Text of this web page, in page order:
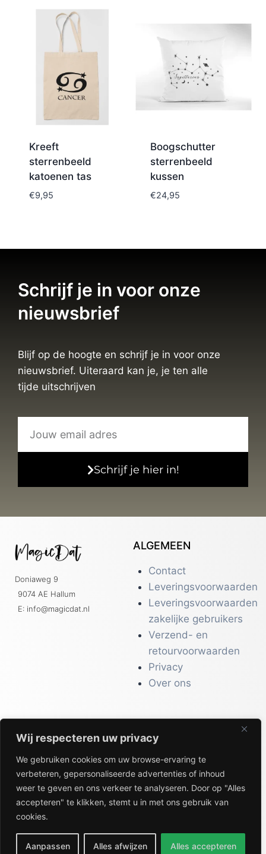
Wij respecteren uw privacy
We gebruiken cookies om uw browse-ervaring te
verbeteren, gepersonaliseerde advertenties of inhoud
weer te geven en ons verkeer te analyseren. Door op "Alles
accepteren" te klikken, stemt u in met ons gebruik van
cookies.
Aanpassen Alles afwijzen Alles accepteren
Kreeft
sterrenbeeld
katoenen tas
€9,95
Boogschutter
sterrenbeeld
kussen
€24,95
Schrijf je in voor onze
nieuwsbrief
Blijf op de hoogte en schrijf je in voor onze
nieuwsbrief. Uiteraard kan je, je ten alle
tijde uitschrijven
Schrijf je hier in!
Doniaweg 9
9074 AE Hallum
E: info@magicdat.nl
ALGEMEEN
Contact
Leveringsvoorwaarden
Leveringsvoorwaarden
zakelijke gebruikers
Verzend- en
retourvoorwaarden
Privacy
Over ons
CATALOGI
Workwear &
Veiligheid
Kantoor & Receptie
Gezondheid & Beauty
Keuken & Horeca